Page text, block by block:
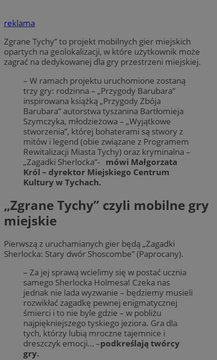
reklama
Zgrane Tychy” to projekt mobilnych gier miejskich
opartych na geolokalizacji, w które użytkownik może
zagrać na dedykowanej dla gry przestrzeni miejskiej.
– W ramach projektu uruchomione zostaną
trzy gry: rodzinna – „Przygody Barubara”
inspirowana książką „Przygody Zbója
Barubara” autorstwa tyszanina Bartłomieja
Szymczyka, młodzieżowa – „Wyjątkowe
stworzenia”, której bohaterami są stwory z
mitów i legend (obie związane z Programem
Rewitalizacji Miasta Tychy) oraz kryminalna –
„Zagadki Sherlocka”- mówi Małgorzata
Król – dyrektor Miejskiego Centrum
Kultury w Tychach.
„Zgrane Tychy” czyli mobilne gry
miejskie
Pierwszą z uruchamianych gier będą „Zagadki
Sherlocka: Stary dwór Shoscombe” (Paprocany).
– Za jej sprawą wcielimy się w postać ucznia
samego Sherlocka Holmesa! Czeka nas
jednak nie lada wyzwanie – będziemy musieli
rozwikłać zagadkę pewnej enigmatycznej
śmierci i to nie byle gdzie – w pobliżu
najpiękniejszego tyskiego jeziora. Gra dla
tych, którzy lubią mroczne tajemnice i
dreszczyk emocji… –podkreślają twórcy
gry.